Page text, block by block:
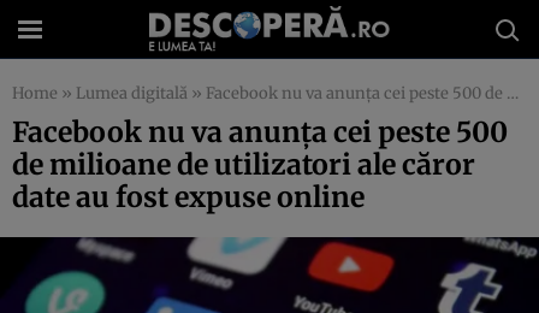
Home » Lumea digitală » Facebook nu va anunța cei peste 500 de milioane de utilizatori ale căror date au fost expuse online
Facebook nu va anunța cei peste 500
de milioane de utilizatori ale căror
date au fost expuse online